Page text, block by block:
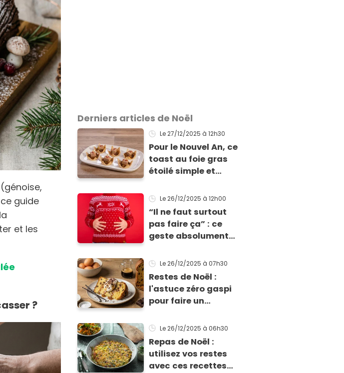
guide
et les
?
Derniers articles de Noël
Le 27/12/2025 à 12h30
Pour le Nouvel An, ce
toast au foie gras
étoilé simple et
son effet
Le 26/12/2025 à 12h00
“Il ne faut surtout
pas faire ça” : ce
geste absolument
très calorique, selon
ce médecin
Le 26/12/2025 à 07h30
Restes de Noël :
l'astuce zéro gaspi
pour faire un
vieux Panettone
Le 26/12/2025 à 06h30
Repas de Noël :
utilisez vos restes
avec ces recettes